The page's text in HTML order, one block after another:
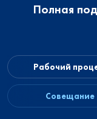
Полная
Рабочий
Совещание